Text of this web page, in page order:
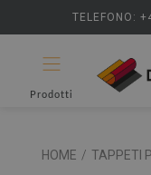
TELEFONO:
Prodotti
HOME / TAPPETI